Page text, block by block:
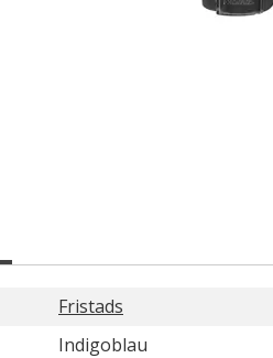
Fristads
Indigoblau